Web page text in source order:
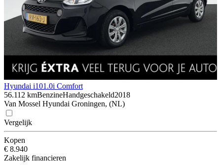
Hyundai i101.0i Comfort
56.112 kmBenzineHandgeschakeld2018
Van Mossel Hyundai Groningen, (NL)
Vergelijk
Kopen
€ 8.940
Zakelijk financieren